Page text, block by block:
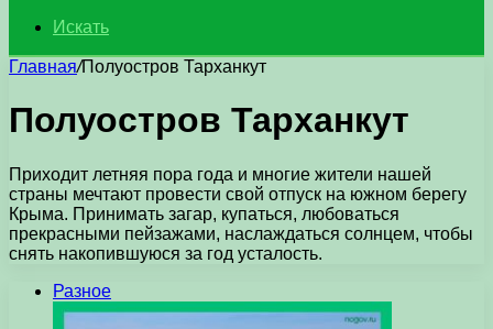
Искать
Главная/Полуостров Тарханкут
Полуостров Тарханкут
Приходит летняя пора года и многие жители нашей
страны мечтают провести свой отпуск на южном берегу
Крыма. Принимать загар, купаться, любоваться
прекрасными пейзажами, наслаждаться солнцем, чтобы
снять накопившуюся за год усталость.
Разное